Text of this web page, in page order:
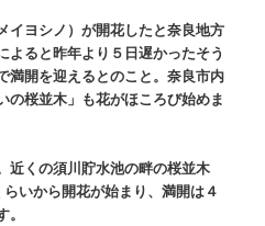
イヨシノ）が開花したと奈良地方
よると昨年より５日遅かったそう
満開を迎えるとのこと。奈良市内
の桜並木」も花がほころび始めま
近くの須川貯水池の畔の桜並木
いから開花が始まり、満開は４